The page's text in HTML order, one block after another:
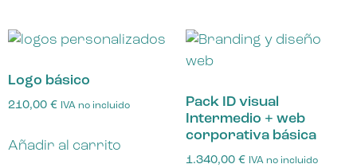
Logo básico
210,00 € IVA no incluido
Añadir al carrito
Pack ID visual
Intermedio + web
corporativa básica
1.340,00 € IVA no incluido